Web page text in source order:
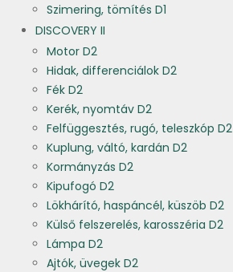
Szimering, tömítés D1
DISCOVERY II
Motor D2
Hidak, differenciálok D2
Fék D2
Kerék, nyomtáv D2
Felfüggesztés, rugó, teleszkóp D2
Kuplung, váltó, kardán D2
Kormányzás D2
Kipufogó D2
Lökhárító, haspáncél, küszöb D2
Külső felszerelés, karosszéria D2
Lámpa D2
Ajtók, üvegek D2